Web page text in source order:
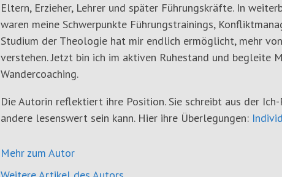
Eltern, Erzieher, Lehrer und später Führungskräfte. In
waren meine Schwerpunkte Führungstrainings,
Studium der Theologie hat mir endlich ermöglicht, mehr
verstehen. Jetzt bin ich im aktiven Ruhestand und begleite
Wandercoaching.
Die Autorin reflektiert ihre Position. Sie schreibt aus der
andere lesenswert sein kann. Hier ihre Überlegungen:
Mehr zum Autor